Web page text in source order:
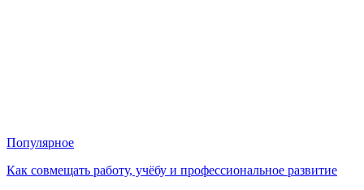
Популярное
Как совмещать работу, учёбу и профессиональное развитие